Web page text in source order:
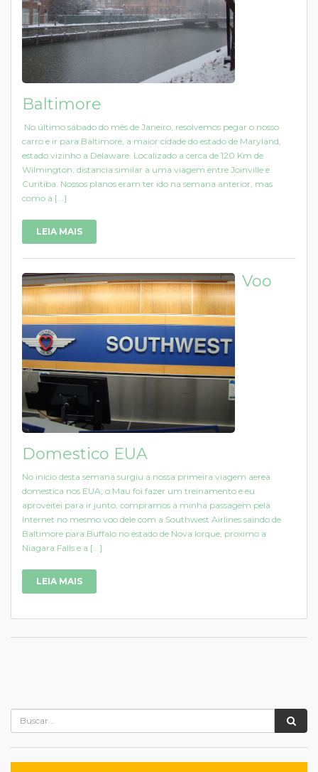
Baltimore
No último sábado do mês de Janeiro, resolvemos pegar o nosso
carro e ir para Baltimore, a maior cidade do estado de Maryland,
estado vizinho a Delaware. Localizado a cerca de 120 Km de
Wilmington, distancia similar a uma viagem entre Joinville e
Curitiba. Nossos planos eram ter ido na semana anterior, mas
como a [...]
LEIA MAIS
Voo
Domestico EUA
No inicio desta semana surgiu a nossa primeira viagem aerea
domestica nos EUA, o Mau foi fazer um treinamento e eu
aproveitei para ir junto, compramos a minha passagem pela
Internet no mesmo voo dele com a Southwest Airlines saindo de
Baltimore para Buffalo no estado de Nova Iorque, proximo a
Niagara Falls e a [...]
LEIA MAIS